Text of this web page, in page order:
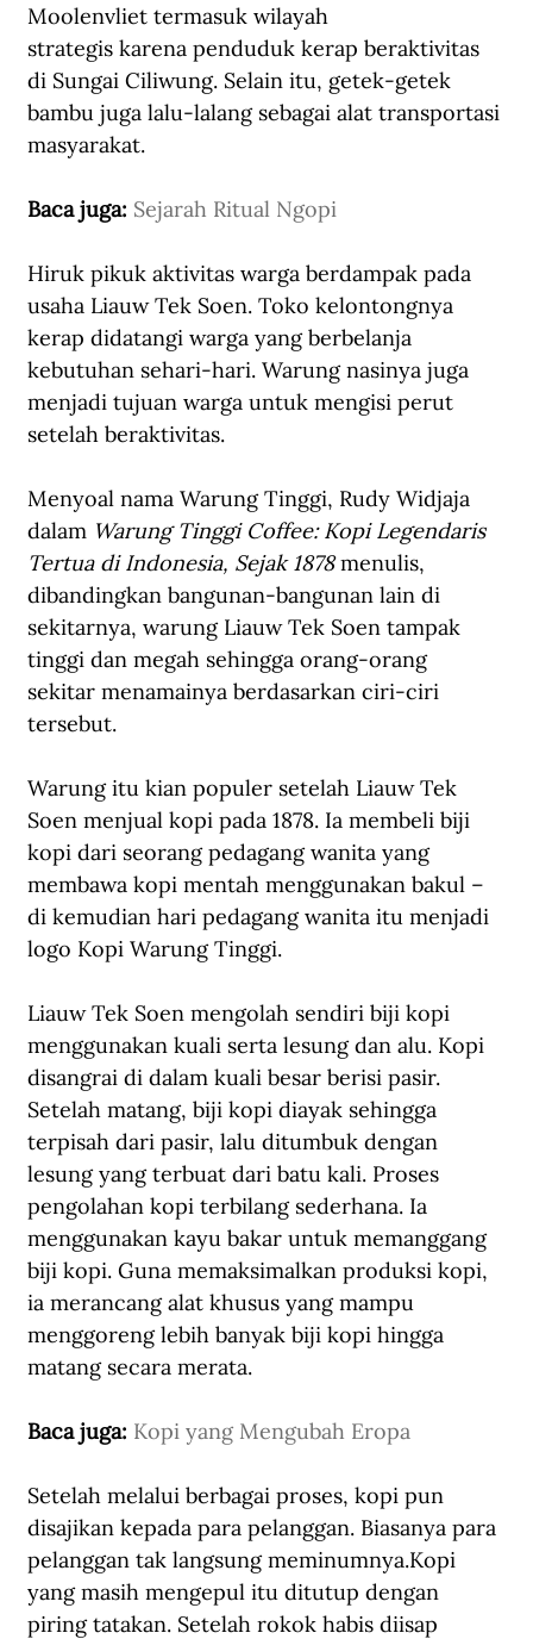
Moolenvliet termasuk wilayah
strategis karena penduduk kerap beraktivitas
di Sungai Ciliwung. Selain itu, getek-getek
bambu juga lalu-lalang sebagai alat transportasi
masyarakat.
Baca juga: Sejarah Ritual Ngopi
Hiruk pikuk aktivitas warga berdampak pada
usaha Liauw Tek Soen. Toko kelontongnya
kerap didatangi warga yang berbelanja
kebutuhan sehari-hari. Warung nasinya juga
menjadi tujuan warga untuk mengisi perut
setelah beraktivitas.
Menyoal nama Warung Tinggi, Rudy Widjaja
dalam Warung Tinggi Coffee: Kopi Legendaris
Tertua di Indonesia, Sejak 1878 menulis,
dibandingkan bangunan-bangunan lain di
sekitarnya, warung Liauw Tek Soen tampak
tinggi dan megah sehingga orang-orang
sekitar menamainya berdasarkan ciri-ciri
tersebut.
Warung itu kian populer setelah Liauw Tek
Soen menjual kopi pada 1878. Ia membeli biji
kopi dari seorang pedagang wanita yang
membawa kopi mentah menggunakan bakul –
di kemudian hari pedagang wanita itu menjadi
logo Kopi Warung Tinggi.
Liauw Tek Soen mengolah sendiri biji kopi
menggunakan kuali serta lesung dan alu. Kopi
disangrai di dalam kuali besar berisi pasir.
Setelah matang, biji kopi diayak sehingga
terpisah dari pasir, lalu ditumbuk dengan
lesung yang terbuat dari batu kali. Proses
pengolahan kopi terbilang sederhana. Ia
menggunakan kayu bakar untuk memanggang
biji kopi. Guna memaksimalkan produksi kopi,
ia merancang alat khusus yang mampu
menggoreng lebih banyak biji kopi hingga
matang secara merata.
Baca juga: Kopi yang Mengubah Eropa
Setelah melalui berbagai proses, kopi pun
disajikan kepada para pelanggan. Biasanya para
pelanggan tak langsung meminumnya.Kopi
yang masih mengepul itu ditutup dengan
piring tatakan. Setelah rokok habis diisap